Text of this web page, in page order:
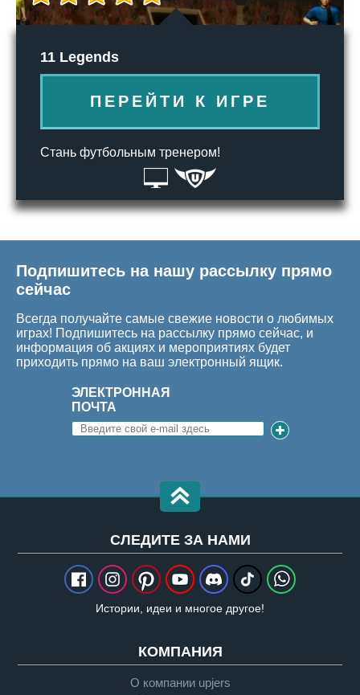
11 Legends
ПЕРЕЙТИ К ИГРЕ
Стань футбольным тренером!
Подпишитесь на нашу рассылку прямо
сейчас
Всегда получайте самые свежие новости о любимых
играх! Подпишитесь на рассылку прямо сейчас, и
информация об акциях и мероприятиях будет
приходить прямо на ваш электронный ящик.
ЭЛЕКТРОННАЯ
ПОЧТА
CЛЕДИТЕ ЗА НАМИ
Истории, идеи и многое другое!
КОМПАНИЯ
О компании upjers